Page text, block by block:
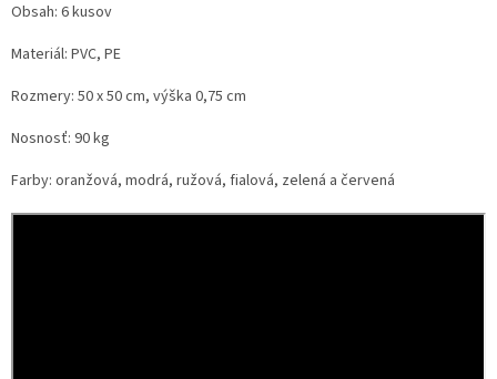
Obsah: 6 kusov
Materiál: PVC, PE
Rozmery: 50 x 50 cm, výška 0,75 cm
Nosnosť: 90 kg
Farby: oranžová, modrá, ružová, fialová, zelená a červená